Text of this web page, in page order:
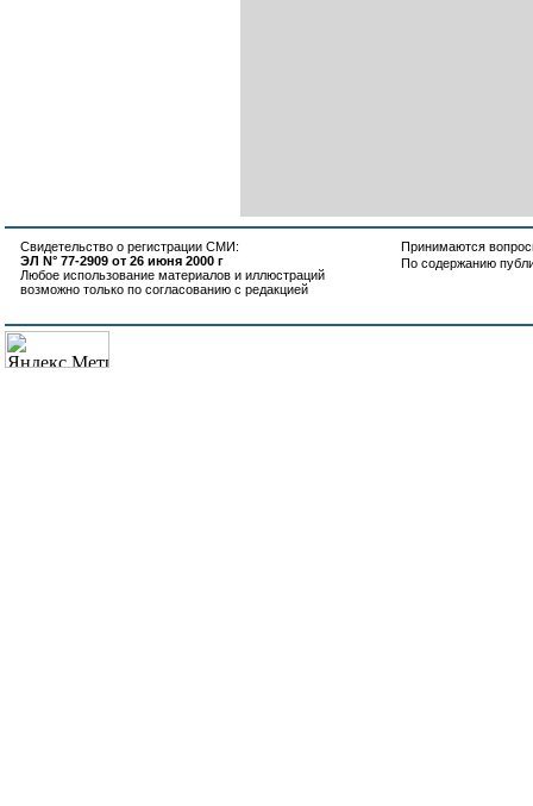
Свидетельство о регистрации СМИ:
ЭЛ N° 77-2909 от 26 июня 2000 г
Любое использование материалов и иллюстраций
возможно только по согласованию с редакцией
Принимаются
По содержанию